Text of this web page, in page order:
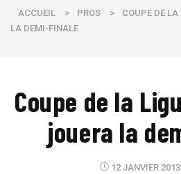
ACCUEIL > PROS >
COUPE DE
LA DEMI-FINALE
Coupe de la
jouera la
12 JANVIER